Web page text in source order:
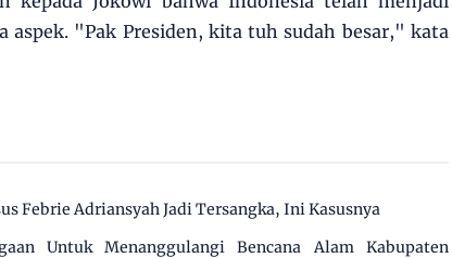
aspek. "Pak Presiden, kita tuh sudah besar," kata
Febrie Adriansyah Jadi Tersangka, Ini Kasusnya
Untuk Menanggulangi Bencana Alam Kabupaten